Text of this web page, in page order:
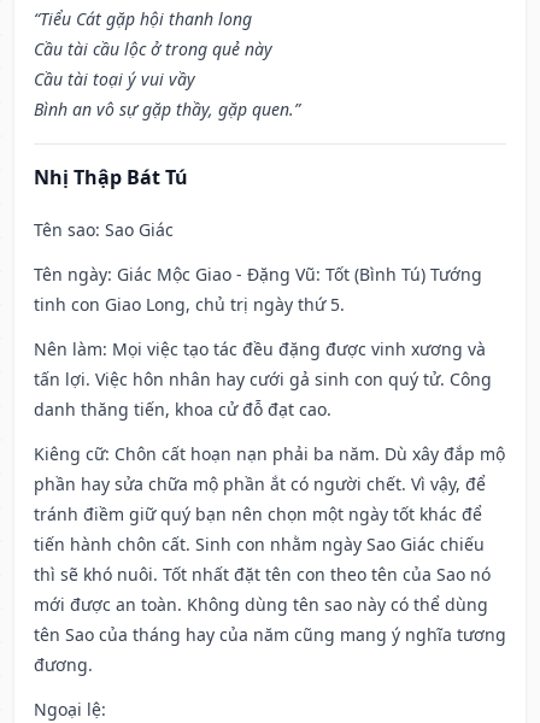
“Tiểu Cát gặp hội thanh long
Cầu tài cầu lộc ở trong quẻ này
Cầu tài toại ý vui vầy
Bình an vô sự gặp thầy, gặp quen.”
Nhị Thập Bát Tú
Tên sao: Sao Giác
Tên ngày: Giác Mộc Giao - Đặng Vũ: Tốt (Bình Tú) Tướng
tinh con Giao Long, chủ trị ngày thứ 5.
Nên làm: Mọi việc tạo tác đều đặng được vinh xương và
tấn lợi. Việc hôn nhân hay cưới gả sinh con quý tử. Công
danh thăng tiến, khoa cử đỗ đạt cao.
Kiêng cữ: Chôn cất hoạn nạn phải ba năm. Dù xây đắp mộ
phần hay sửa chữa mộ phần ắt có người chết. Vì vậy, để
tránh điềm giữ quý bạn nên chọn một ngày tốt khác để
tiến hành chôn cất. Sinh con nhằm ngày Sao Giác chiếu
thì sẽ khó nuôi. Tốt nhất đặt tên con theo tên của Sao nó
mới được an toàn. Không dùng tên sao này có thể dùng
tên Sao của tháng hay của năm cũng mang ý nghĩa tương
đương.
Ngoại lệ: